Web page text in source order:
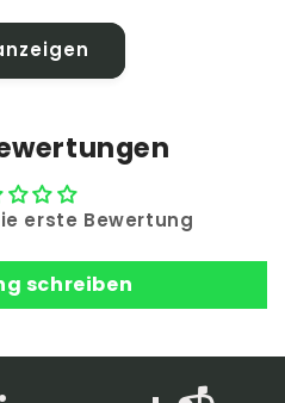
erste Bewertung
schreiben